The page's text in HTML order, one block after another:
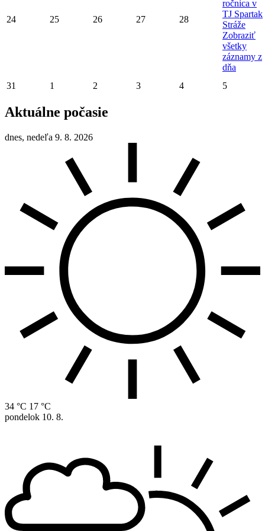
24 25 26 27 28
ročnica v
TJ Spartak
Stráže
Zobraziť
všetky
záznamy z
dňa
31
1 2 3 4 5
Aktuálne počasie
dnes, nedeľa 9. 8. 2026
34 °C 17 °C
pondelok 10. 8.